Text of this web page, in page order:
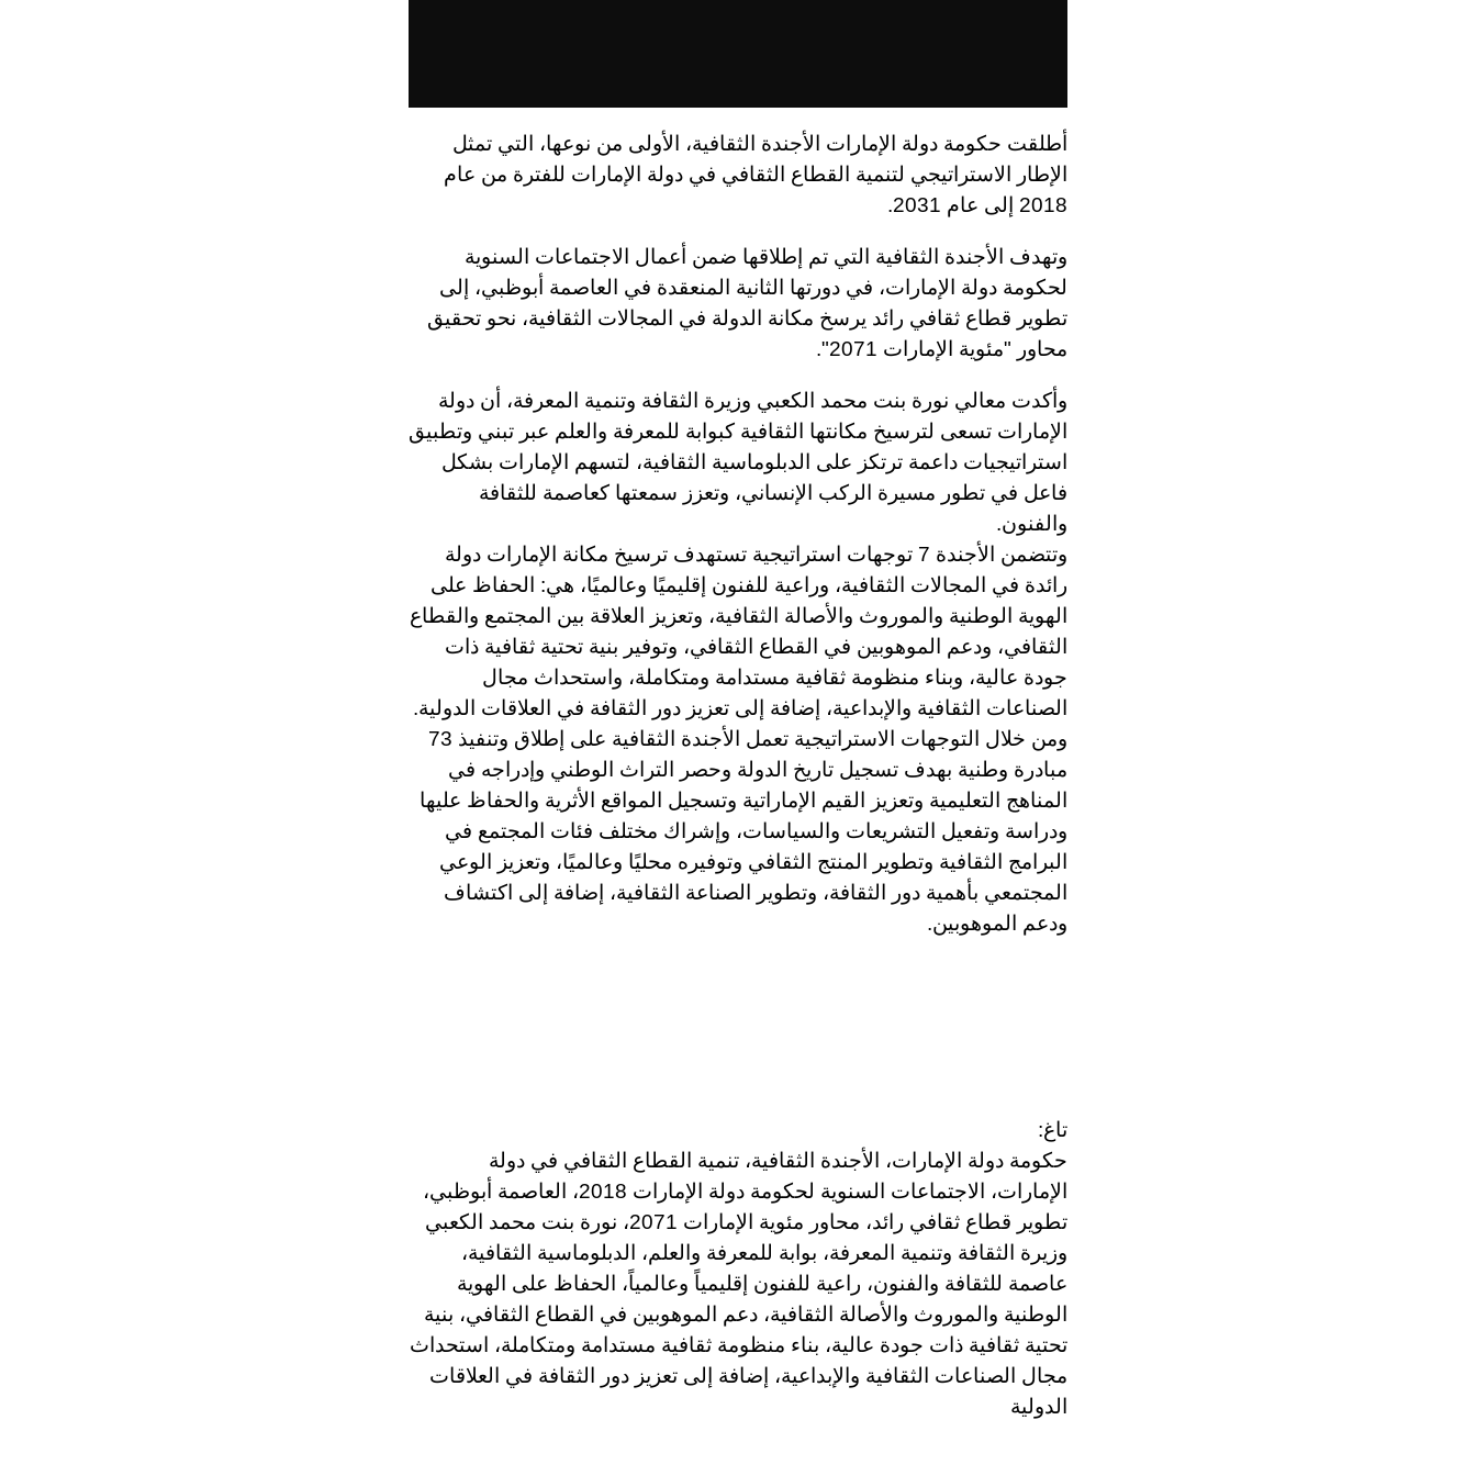
أطلقت حكومة دولة الإمارات الأجندة الثقافية، الأولى من نوعها، التي تمثل
الإطار الاستراتيجي لتنمية القطاع الثقافي في دولة الإمارات للفترة من عام
2018 إلى عام 2031.
وتهدف الأجندة الثقافية التي تم إطلاقها ضمن أعمال الاجتماعات السنوية
لحكومة دولة الإمارات، في دورتها الثانية المنعقدة في العاصمة أبوظبي، إلى
تطوير قطاع ثقافي رائد يرسخ مكانة الدولة في المجالات الثقافية، نحو تحقيق
محاور "مئوية الإمارات 2071".
وأكدت معالي نورة بنت محمد الكعبي وزيرة الثقافة وتنمية المعرفة، أن دولة
الإمارات تسعى لترسيخ مكانتها الثقافية كبوابة للمعرفة والعلم عبر تبني وتطبيق
استراتيجيات داعمة ترتكز على الدبلوماسية الثقافية، لتسهم الإمارات بشكل
فاعل في تطور مسيرة الركب الإنساني، وتعزز سمعتها كعاصمة للثقافة
والفنون.
وتتضمن الأجندة 7 توجهات استراتيجية تستهدف ترسيخ مكانة الإمارات دولة
رائدة في المجالات الثقافية، وراعية للفنون إقليميًا وعالميًا، هي: الحفاظ على
الهوية الوطنية والموروث والأصالة الثقافية، وتعزيز العلاقة بين المجتمع والقطاع
الثقافي، ودعم الموهوبين في القطاع الثقافي، وتوفير بنية تحتية ثقافية ذات
جودة عالية، وبناء منظومة ثقافية مستدامة ومتكاملة، واستحداث مجال
الصناعات الثقافية والإبداعية، إضافة إلى تعزيز دور الثقافة في العلاقات الدولية.
ومن خلال التوجهات الاستراتيجية تعمل الأجندة الثقافية على إطلاق وتنفيذ 73
مبادرة وطنية بهدف تسجيل تاريخ الدولة وحصر التراث الوطني وإدراجه في
المناهج التعليمية وتعزيز القيم الإماراتية وتسجيل المواقع الأثرية والحفاظ عليها
ودراسة وتفعيل التشريعات والسياسات، وإشراك مختلف فئات المجتمع في
البرامج الثقافية وتطوير المنتج الثقافي وتوفيره محليًا وعالميًا، وتعزيز الوعي
المجتمعي بأهمية دور الثقافة، وتطوير الصناعة الثقافية، إضافة إلى اكتشاف
ودعم الموهوبين.
تاغ:
حكومة دولة الإمارات، الأجندة الثقافية، تنمية القطاع الثقافي في دولة
الإمارات، الاجتماعات السنوية لحكومة دولة الإمارات 2018، العاصمة أبوظبي،
تطوير قطاع ثقافي رائد، محاور مئوية الإمارات 2071، نورة بنت محمد الكعبي
وزيرة الثقافة وتنمية المعرفة، بوابة للمعرفة والعلم، الدبلوماسية الثقافية،
عاصمة للثقافة والفنون، راعية للفنون إقليمياً وعالمياً، الحفاظ على الهوية
الوطنية والموروث والأصالة الثقافية، دعم الموهوبين في القطاع الثقافي، بنية
تحتية ثقافية ذات جودة عالية، بناء منظومة ثقافية مستدامة ومتكاملة، استحداث
مجال الصناعات الثقافية والإبداعية، إضافة إلى تعزيز دور الثقافة في العلاقات
الدولية